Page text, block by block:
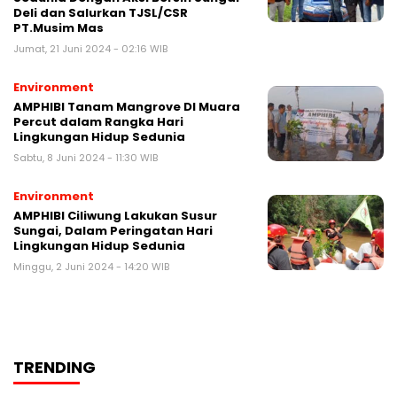
Deli dan Salurkan TJSL/CSR
PT.Musim Mas
Jumat, 21 Juni 2024 - 02:16 WIB
Environment
AMPHIBI Tanam Mangrove DI Muara
Percut dalam Rangka Hari
Lingkungan Hidup Sedunia
Sabtu, 8 Juni 2024 - 11:30 WIB
Environment
AMPHIBI Ciliwung Lakukan Susur
Sungai, Dalam Peringatan Hari
Lingkungan Hidup Sedunia
Minggu, 2 Juni 2024 - 14:20 WIB
TRENDING